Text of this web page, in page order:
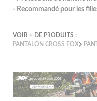
- Recommandé pour les
VOIR + DE PRODUITS :
PANTALON CROSS FOX